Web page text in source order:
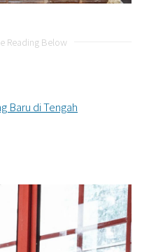
Reading Below
Baru di Tengah